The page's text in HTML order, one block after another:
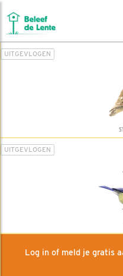
UITGEVLOGEN
UITGEVLOGEN
Log in of meld je gratis